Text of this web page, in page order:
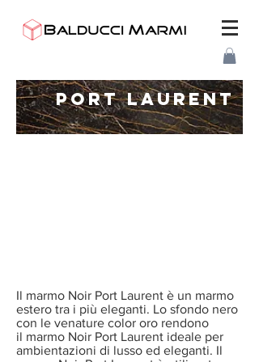
PORT LAURENT
Il marmo Noir Port Laurent è un marmo
estero tra i più eleganti. Lo sfondo nero
con le venature color oro rendono
il marmo Noir Port Laurent ideale per
ambientazioni di lusso ed eleganti. Il